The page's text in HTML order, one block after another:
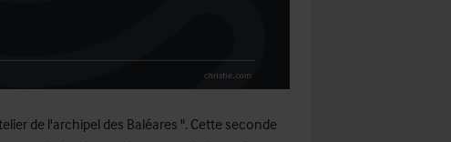
de l'archipel des Baléares ". Cette seconde